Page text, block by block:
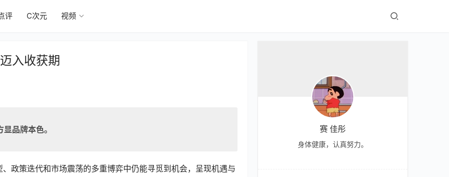
评 C次元 视频
入收获期
品牌本色。
政策迭代和市场震荡的多重博弈中仍能寻觅到机会，呈现机遇与
赛 佳彤
身体健康，认真努力。